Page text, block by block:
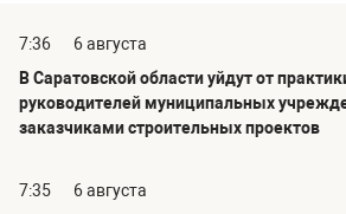
7:36
6 августа
В Саратовской области уйдут от
руководителей муниципальных
заказчиками строительных проектов
7:35
6 августа